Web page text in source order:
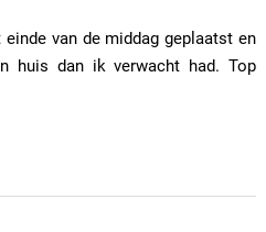
van de middag geplaatst en
huis dan ik verwacht had. Top